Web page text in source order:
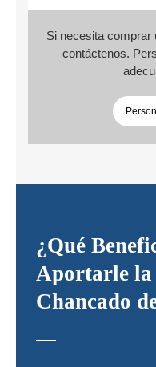
Si necesita comprar
contáctenos.
¿Qué
Aportarle la
Chancado